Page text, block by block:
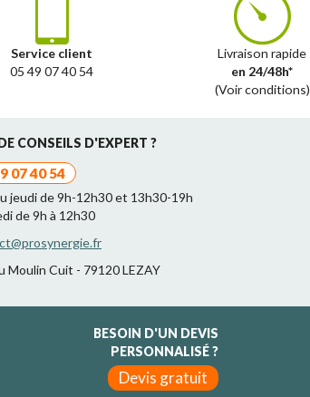
Service client
05 49 07 40 54
Livraison rapide
en 24/48h*
(Voir conditions)
CONSEILS D'EXPERT ?
07 40 54
jeudi de 9h-12h30 et 13h30-19h
de 9h à 12h30
Moulin Cuit - 79120 LEZAY
BESOIN D'UN DEVIS
PERSONNALISÉ ?
Devis gratuit